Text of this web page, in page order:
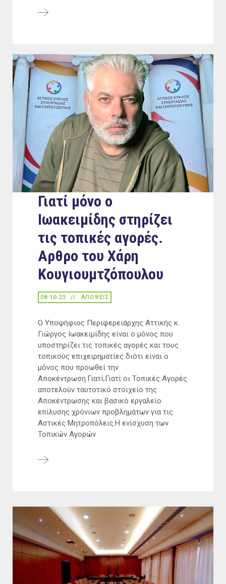
Γιατί μόνο ο
Ιωακειμίδης στηρίζει
τις τοπικές αγορές.
Αρθρο του Χάρη
Κουγιουμτζόπουλου
08-10-23 ΑΠΟΨΕΙΣ
Ο Υποψήφιος Περιφερειάρχης Αττικής κ.
Γιώργος Ιωακειμίδης είναι ο μόνος που
υποστηρίζει τις τοπικές αγορές και τους
τοπικούς επιχειρηματίες διότι είναι ο
μόνος που προωθεί την
Αποκέντρωση.Γιατί;Γιατί οι Τοπικές Αγορές
αποτελούν ταυτοτικό στοιχείο της
Αποκέντρωσης και βασικό εργαλείο
επίλυσης χρόνιων προβλημάτων για τις
Αστικές Μητροπόλεις.Η ενίσχυση των
Τοπικών Αγορών